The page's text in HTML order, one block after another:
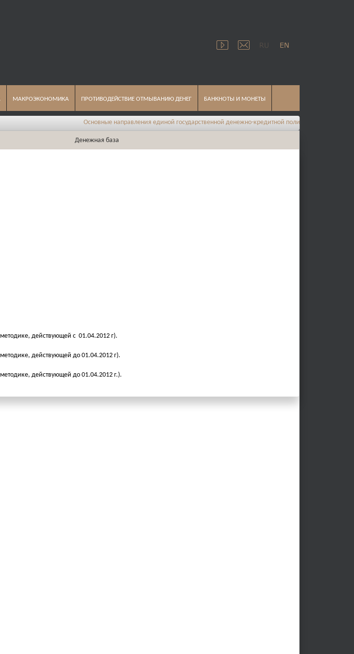
МАКРОЭКОНОМИКА ПРОТИВОДЕЙСТВИЕ ОТМЫВАНИЮ ДЕНЕГ БАНКНОТЫ И МОНЕТЫ
Основные направления единой государственной денежно-кредитной политики на 2026 год
Денежная база
действующей с 01.04.2012 г).
действующей до 01.04.2012 г).
действующей до 01.04.2012 г.).